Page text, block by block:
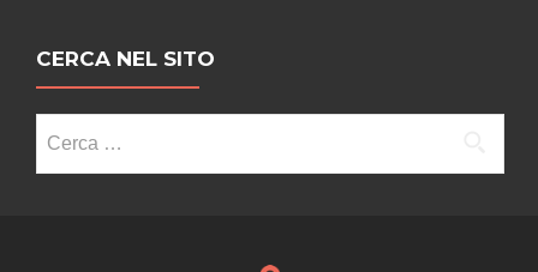
CERCA NEL SITO
per: